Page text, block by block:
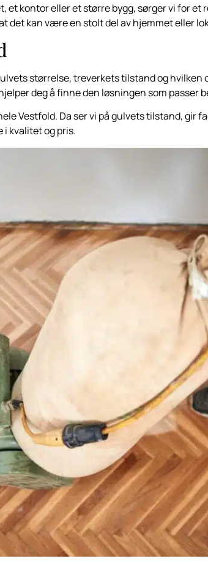
kontor eller et større bygg, sørger vi for
det kan være en stolt del av hjemmet eller
størrelse, treverkets tilstand og hvilken
deg å finne den løsningen som passer
Vestfold. Da ser vi på gulvets tilstand, gir
i kvalitet og pris.